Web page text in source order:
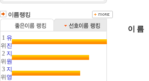
이름랭킹
1
위
유
진
2
위
지
원
3
위
지
영
이 름